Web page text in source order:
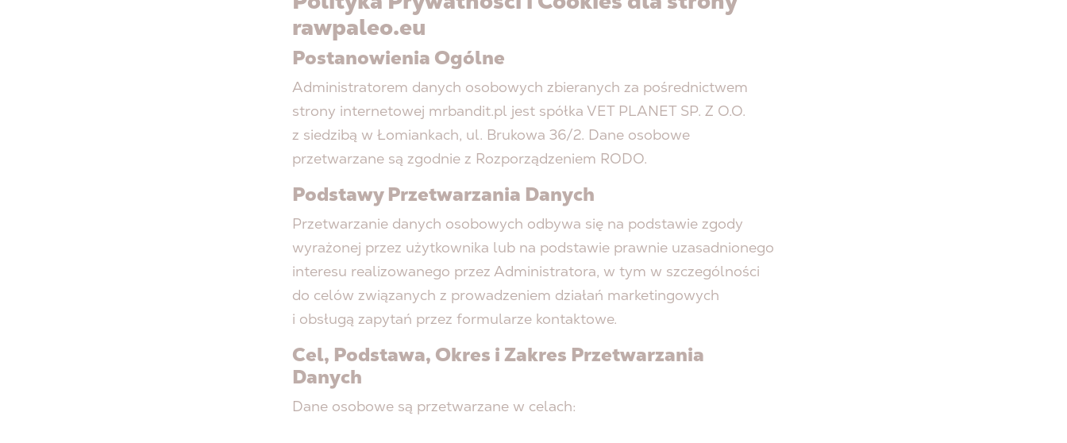
rawpaleo.eu
Postanowienia Ogólne
Administratorem danych osobowych zbieranych za pośrednictwem
strony internetowej mrbandit.pl jest spółka VET PLANET SP. Z O.O.
z siedzibą w Łomiankach, ul. Brukowa 36/2. Dane osobowe
przetwarzane są zgodnie z Rozporządzeniem RODO.
Podstawy Przetwarzania Danych
Przetwarzanie danych osobowych odbywa się na podstawie zgody
wyrażonej przez użytkownika lub na podstawie prawnie uzasadnionego
interesu realizowanego przez Administratora, w tym w szczególności
do celów związanych z prowadzeniem działań marketingowych
i obsługą zapytań przez formularze kontaktowe.
Cel, Podstawa, Okres i Zakres Przetwarzania
Danych
Dane osobowe są przetwarzane w celach: